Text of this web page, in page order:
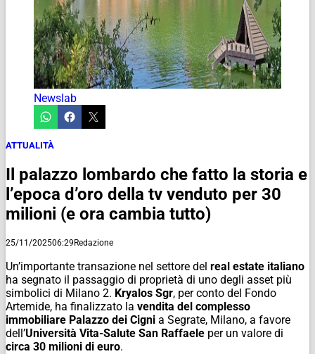
Newslab
ATTUALITÀ
Il palazzo lombardo che fatto la storia e
l’epoca d’oro della tv venduto per 30
milioni (e ora cambia tutto)
25/11/202506:29Redazione
Un’importante transazione nel settore del real estate italiano
ha segnato il passaggio di proprietà di uno degli asset più
simbolici di Milano 2. Kryalos Sgr, per conto del Fondo
Artemide, ha finalizzato la vendita del complesso
immobiliare Palazzo dei Cigni a Segrate, Milano, a favore
dell’Università Vita-Salute San Raffaele per un valore di
circa 30 milioni di euro.